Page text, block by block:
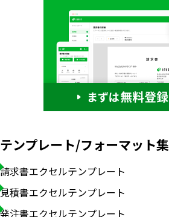
テンプレート/フォーマット集
請求書エクセルテンプレート
見積書エクセルテンプレート
発注書エクセルテンプレート